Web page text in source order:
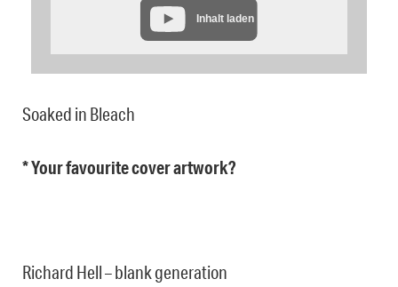
Inhalt laden
Soaked in Bleach
* Your favourite cover artwork?
Richard Hell – blank generation